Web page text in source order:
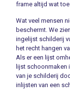
frame altijd wat
Wat veel mensen
beschermt. We
ingelijst schilderij
het recht hangen
Als er een lijst
lijst schoonmaken
van je schilderij
inlijsten van een